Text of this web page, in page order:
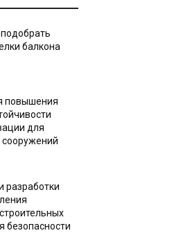
балкона
повышения
для
сооружений
разработки
безопасности